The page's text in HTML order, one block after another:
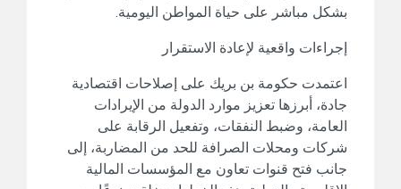
بشكل مباشر على حياة المواطن اليومية.
إجراءات واقعية لإعادة الاستقرار
اعتمدت حكومة بن بريك على إصلاحات اقتصادية
جادة، أبرزها تعزيز موارد الدولة من الإيرادات
العامة، وضبط النفقات، وتفعيل الرقابة على
شركات ومحلات الصرافة للحد من المضاربة، إلى
جانب فتح قنوات تعاون مع المؤسسات المالية